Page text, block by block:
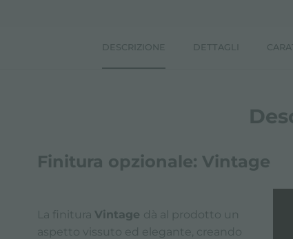
DESCRIZIONE DETTAGLI
Finitura opzionale: Vintage
La finitura Vintage dà al prodotto un
aspetto vissuto ed elegante, creando